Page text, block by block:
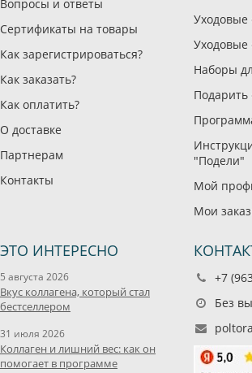
Вопросы и ответы
Сертификаты на товары
Как зарегистрироваться?
Как заказать?
Как оплатить?
О доставке
Партнерам
Контакты
Уходовые
Уходовые
Наборы
Подарить
"Подели"
Мой
Мои
ЭТО ИНТЕРЕСНО
5 августа 2026
Вкус коллагена, который стал
бестселлером
31 июля 2026
Коллаген и лишний вес: как он
помогает в программе
+7
Без